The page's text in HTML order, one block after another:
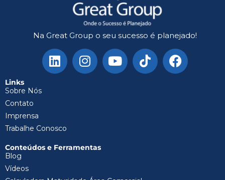
Na Great Group o seu sucesso é planejado!
Links
Sobre Nós
Contato
Imprensa
Trabalhe Conosco
Conteúdos e Ferramentas
Blog
Vídeos